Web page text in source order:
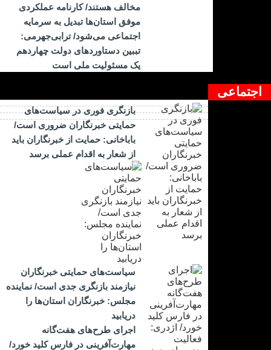
مخالف هستند/ کارنامه عملکردی
موفق استان‌ها تبدیل به سرمایه
اجتماعی می‌شود/ ترابی‌جهرمی:
تببین دستاوردهای دولت چهاردهم
یک مسئولیت ملی است
اجتماعی
بازنگری فوری در سیاست‌های
حمایتی خبرنگاران ضروری است/
باباخانی: حمایت از خبرنگاران باید
از شعار به اقدام عملی برسد
سیاست‌های حمایتی خبرنگاران
نیازمند بازنگری جدی است/ نماینده
مجلس: خبرنگاران استان‌ها را
دریابید
اجرای طرح‌های هفت‌گانه
مهارت‌آفرینی در فارس کلید خورد/